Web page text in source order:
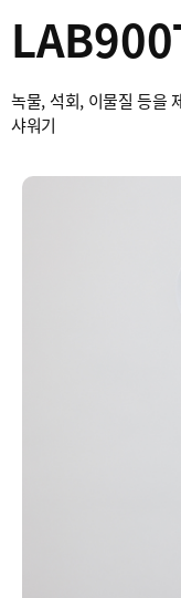
녹물, 석회, 이물질 등을
샤워기